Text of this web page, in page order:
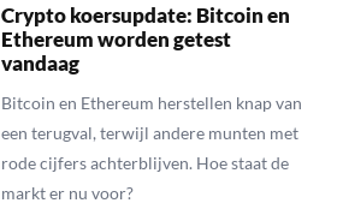
Crypto koersupdate: Bitcoin en
Ethereum worden getest
vandaag
Bitcoin en Ethereum herstellen knap van
een terugval, terwijl andere munten met
rode cijfers achterblijven. Hoe staat de
markt er nu voor?